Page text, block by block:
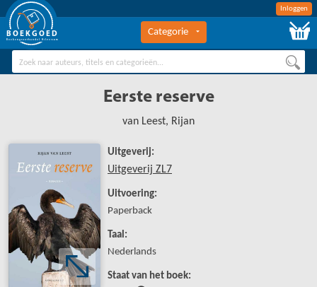
Inloggen
BOEKGOED
Boekengroothandel Hilversum
Categorie
Eerste reserve
van Leest, Rijan
Uitgeverij:
Uitgeverij ZL7
Uitvoering:
Paperback
Taal:
Nederlands
Staat van het boek: